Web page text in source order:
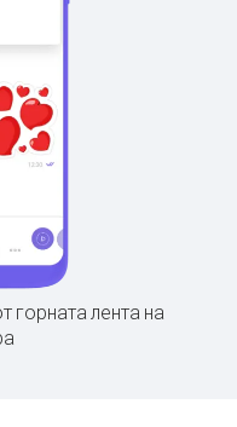
горната лента на